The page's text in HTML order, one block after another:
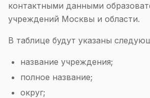
контактными данными
учреждений Москвы и области.
В таблице будут указаны
название учреждения;
полное название;
округ;